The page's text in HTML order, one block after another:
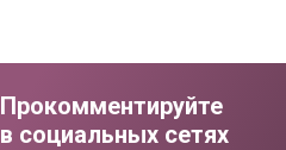
Прокомментируйте
в социальных сетях